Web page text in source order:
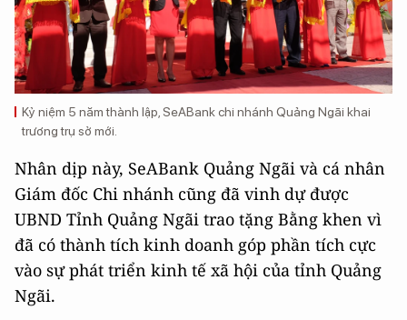
Kỷ niệm 5 năm thành lập, SeABank chi nhánh Quảng Ngãi khai
trương trụ sở mới.
Nhân dịp này, SeABank Quảng Ngãi và cá nhân
Giám đốc Chi nhánh cũng đã vinh dự được
UBND Tỉnh Quảng Ngãi trao tặng Bằng khen vì
đã có thành tích kinh doanh góp phần tích cực
vào sự phát triển kinh tế xã hội của tỉnh Quảng
Ngãi.